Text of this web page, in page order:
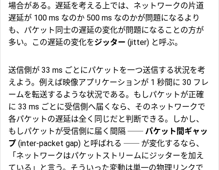
場合がある。遅延を考える上では、ネットワークの片道
遅延が 100 ms なのか 500 ms なのかが問題になるより
も、パケット同士の遅延の変化が問題になることの方が
多い。この遅延の変化をジッター (jitter) と呼ぶ。
送信側が 33 ms ごとにパケットを一つ送信する状況を考
えよう。例えば映像アプリケーションが 1 秒間に 30 フレ
ームを転送するような状況である。もしパケットが正確
に 33 ms ごとに受信側へ届くなら、そのネットワークで
各パケットの遅延は全く同じだと判断できる。しかし、
もしパケットが受信側に届く間隔 ── パケット間ギャッ
プ (inter-packet gap) と呼ばれる ── が変化するなら、
「ネットワークはパケットストリームにジッターを加え
ている」と言う。そういった変動は単一の物理リンクで